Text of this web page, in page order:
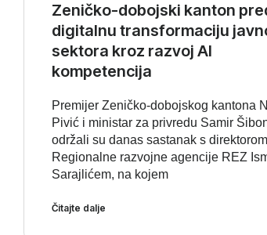
Zeničko-dobojski kanton
digitalnu transformaciju
sektora kroz razvoj AI
kompetencija
Premijer Zeničko-dobojskog kantona
Pivić i ministar za privredu Samir
održali su danas sastanak s direktorom
Regionalne razvojne agencije REZ
Sarajlićem, na kojem
Čitajte dalje